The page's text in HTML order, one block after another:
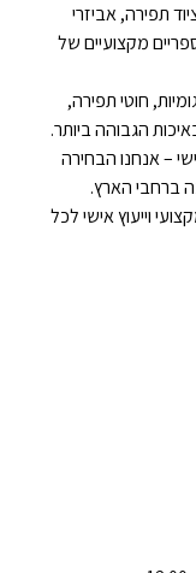
תפירה, אביזרי
מקצועיים של
חוטי תפירה,
הגבוהה ביותר.
– אנחנו הבחירה
ברחבי הארץ.
וייעוץ אישי לכל